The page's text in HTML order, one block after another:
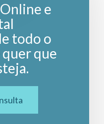
e
todo o
quer que